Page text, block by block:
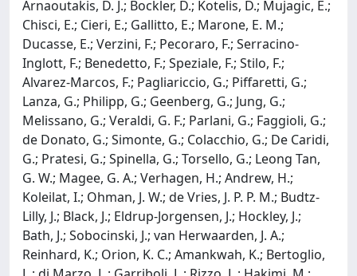
Arnaoutakis, D. J.; Bockler, D.; Kotelis, D.; Mujagic, E.;
Chisci, E.; Cieri, E.; Gallitto, E.; Marone, E. M.;
Ducasse, E.; Verzini, F.; Pecoraro, F.; Serracino-
Inglott, F.; Benedetto, F.; Speziale, F.; Stilo, F.;
Alvarez-Marcos, F.; Pagliariccio, G.; Piffaretti, G.;
Lanza, G.; Philipp, G.; Geenberg, G.; Jung, G.;
Melissano, G.; Veraldi, G. F.; Parlani, G.; Faggioli, G.;
de Donato, G.; Simonte, G.; Colacchio, G.; De Caridi,
G.; Pratesi, G.; Spinella, G.; Torsello, G.; Leong Tan,
G. W.; Magee, G. A.; Verhagen, H.; Andrew, H.;
Koleilat, I.; Ohman, J. W.; de Vries, J. P. P. M.; Budtz-
Lilly, J.; Black, J.; Eldrup-Jorgensen, J.; Hockley, J.;
Bath, J.; Sobocinski, J.; van Herwaarden, J. A.;
Reinhard, K.; Orion, K. C.; Amankwah, K.; Bertoglio,